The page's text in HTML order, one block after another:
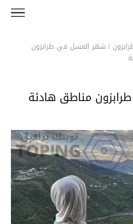
/ شهر العسل في طرابزون
مناطق هادئة